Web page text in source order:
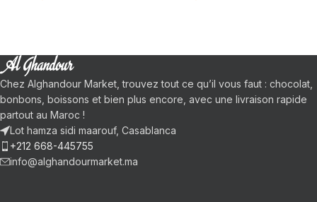
Chez Alghandour Market, trouvez tout ce qu’il vous faut : chocolat,
bonbons, boissons et bien plus encore, avec une livraison rapide
partout au Maroc !
Lot hamza sidi maarouf, Casablanca
+212 668-445755
info@alghandourmarket.ma